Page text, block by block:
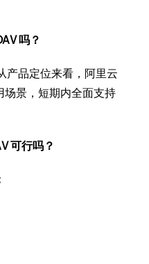
吗？
产品定位来看，阿里云
场景，短期内全面支持
可行吗？